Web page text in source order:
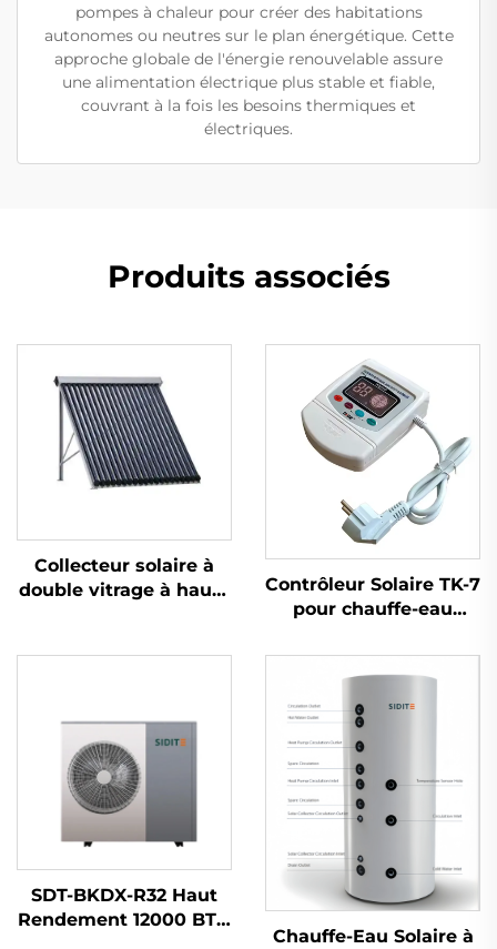
pompes à chaleur pour créer des habitations
autonomes ou neutres sur le plan énergétique. Cette
approche globale de l'énergie renouvelable assure
une alimentation électrique plus stable et fiable,
couvrant à la fois les besoins thermiques et
électriques.
Produits associés
Collecteur solaire à
double vitrage à haute
responsable, en alliage
eau solaire
Contrôleur Solaire TK-7
pour chauffe-eau
SDT-BKDX-R32 Haut
Rendement 12000 BTU
Chauffe-Eau Solaire à